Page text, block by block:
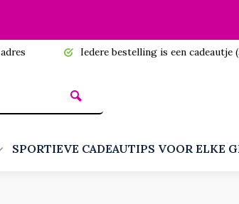
Iedere bestelling is een cadeautje
SPORTIEVE CADEAUTIPS VOOR ELKE